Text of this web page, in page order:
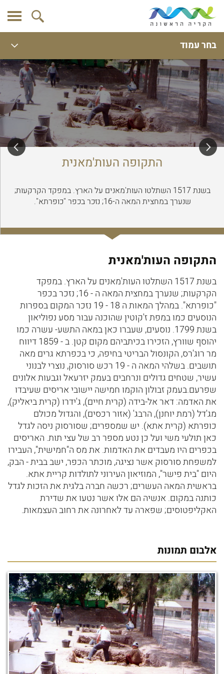
בחר עמוד
התקופה העות'מאנית
בשנת 1517 השתלטו העות'מאנים על הארץ. במפקד הקרקעות;
שנערך במחצית המאה ה-16; נזכר בכפר "כופרתא".
התקופה העות'מאנית
בשנת 1517 השתלטו העות'מאנים על הארץ. במפקד
הקרקעות; שנערך במחצית המאה ה - 16; נזכר בכפר
"כופרתא". במהלך המאות ה 18 - 19 נזכר המקום בספרות
הנוסעים כמו במפת ז'קוטין שהוכנה עבור מסע נפוליאון
בשנת 1799. נוסעים, שעברו כאן במאה התשע- עשרה כמו
יהוסף שוורץ, הזכירו בכיתביהם מקום קטן. ב - 1859 דיווח
מר רוג'רס, הקונסול הבריטי בחיפה, כי בכפרתא גרים מאה
תושבים. בשלהי המאה ה - 19 רכש סורסוק, נוצרי לבנוני
עשיר, שטחים גדולים ונרחבים בעמק יזרעאל וגבעות אלונים
שפרעם.בעמק זבולון הוקמו חמישה יישובי אריסים שעיבדו
את האדמה: דאר אל-בידה (קרית חיים), ג'ידרו (קרית ביאליק),
מג'דל (רמת יוחנן), הרבג' (אזור רכסים), והגדול מכולם
כופרתא (קרית אתא). יש שמספרים; שסורסוק ניסה לגדל
כאן תולעי משי ועל כן נטע מספר רב של עצי תות. האריסים
בכפרים היו מעבדים את האדמות. את מס ה"חמישית", העבירו
למשפחת סורסוק אשר נציגה, מוכתר הכפר, ישב בבית - הבק,
היום "בית פישר", המוזיאון העירוני לתולדות קריית אתא.
בראשית המאה העשרים; רכשה חברה בלגית את הזכות לגדל
כותנה במקום. אנשיה הם אלו אשר נטעו את שדירת
האקליפטוסים; שפארה עד לאחרונה את רחוב העצמאות.
אלבום תמונות